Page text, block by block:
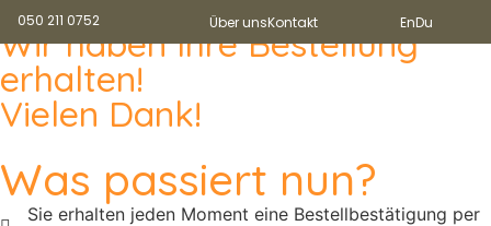
050 211 0752 Über unsKontakt EnDu
Wir haben Ihre Bestellung
erhalten!
Vielen Dank!
Was passiert nun?
Sie erhalten jeden Moment eine Bestellbestätigung per